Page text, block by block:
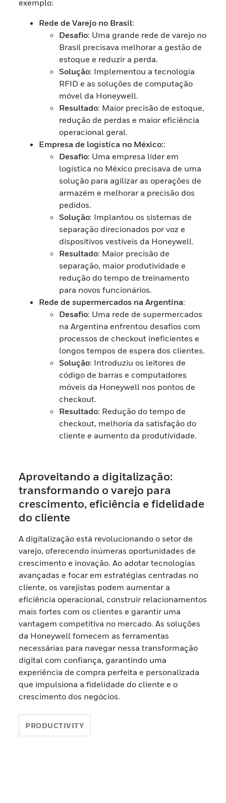
exemplo:
Rede de Varejo no Brasil:
Desafio: Uma grande rede de varejo no
Brasil precisava melhorar a gestão de
estoque e reduzir a perda.
Solução: Implementou a tecnologia
RFID e as soluções de computação
móvel da Honeywell.
Resultado: Maior precisão de estoque,
redução de perdas e maior eficiência
operacional geral.
Empresa de logística no México::
Desafio: Uma empresa líder em
logística no México precisava de uma
solução para agilizar as operações de
armazém e melhorar a precisão dos
pedidos.
Solução: Implantou os sistemas de
separação direcionados por voz e
dispositivos vestíveis da Honeywell.
Resultado: Maior precisão de
separação, maior produtividade e
redução do tempo de treinamento
para novos funcionários.
Rede de supermercados na Argentina:
Desafio: Uma rede de supermercados
na Argentina enfrentou desafios com
processos de checkout ineficientes e
longos tempos de espera dos clientes.
Solução: Introduziu os leitores de
código de barras e computadores
móveis da Honeywell nos pontos de
checkout.
Resultado: Redução do tempo de
checkout, melhoria da satisfação do
cliente e aumento da produtividade.
Aproveitando a digitalização:
transformando o varejo para
crescimento, eficiência e fidelidade
do cliente
A digitalização está revolucionando o setor de
varejo, oferecendo inúmeras oportunidades de
crescimento e inovação. Ao adotar tecnologias
avançadas e focar em estratégias centradas no
cliente, os varejistas podem aumentar a
eficiência operacional, construir relacionamentos
mais fortes com os clientes e garantir uma
vantagem competitiva no mercado. As soluções
da Honeywell fornecem as ferramentas
necessárias para navegar nessa transformação
digital com confiança, garantindo uma
experiência de compra perfeita e personalizada
que impulsiona a fidelidade do cliente e o
crescimento dos negócios.
PRODUCTIVITY